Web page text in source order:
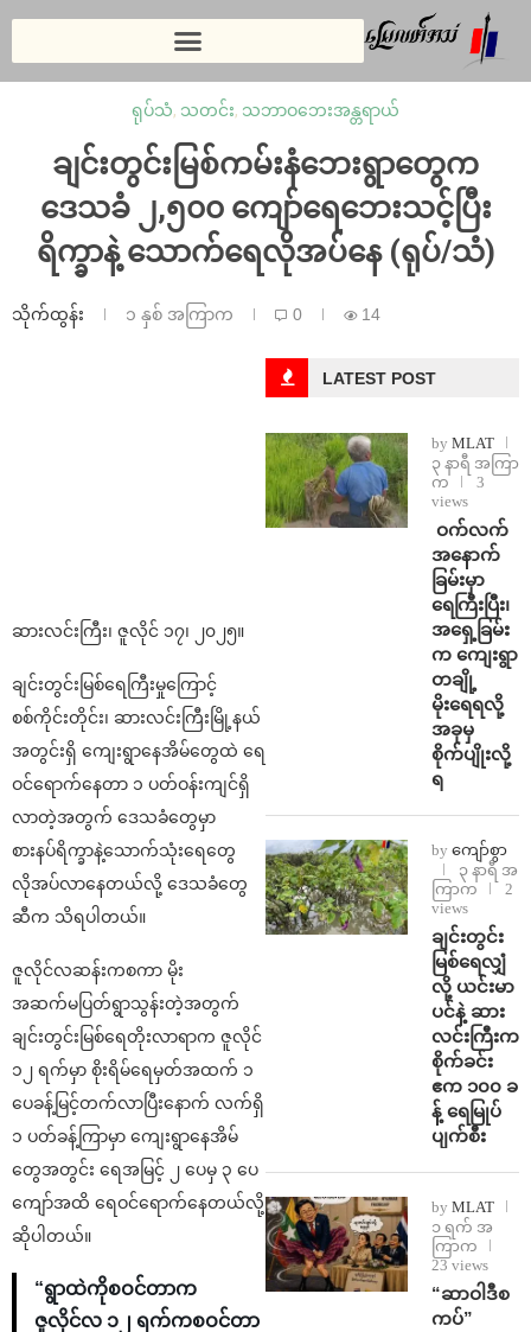
ရုပ်သံ, သတင်း, သဘာဝဘေးအန္တရာယ်
ချင်းတွင်းမြစ်ကမ်းနံဘေးရွာတွေက
ဒေသခံ ၂,၅၀၀ ကျော်ရေဘေးသင့်ပြီး
ရိက္ခာနဲ့ သောက်ရေလိုအပ်နေ (ရုပ်/သံ)
သိုက်ထွန်း ၁ နှစ် အကြာက 0 14
ဆားလင်းကြီး၊ ဇူလိုင် ၁၇၊ ၂၀၂၅။
ချင်းတွင်းမြစ်ရေကြီးမှုကြောင့်
စစ်ကိုင်းတိုင်း၊ ဆားလင်းကြီးမြို့နယ်
အတွင်းရှိ ကျေးရွာနေအိမ်တွေထဲ ရေ
ဝင်ရောက်နေတာ ၁ ပတ်ဝန်းကျင်ရှိ
လာတဲ့အတွက် ဒေသခံတွေမှာ
စားနပ်ရိက္ခာနဲ့သောက်သုံးရေတွေ
လိုအပ်လာနေတယ်လို့ ဒေသခံတွေ
ဆီက သိရပါတယ်။
ဇူလိုင်လဆန်းကစကာ မိုး
အဆက်မပြတ်ရွာသွန်းတဲ့အတွက်
ချင်းတွင်းမြစ်ရေတိုးလာရာက ဇူလိုင်
၁၂ ရက်မှာ စိုးရိမ်ရေမှတ်အထက် ၁
ပေခန့်မြင့်တက်လာပြီးနောက် လက်ရှိ
၁ ပတ်ခန့်ကြာမှာ ကျေးရွာနေအိမ်
တွေအတွင်း ရေအမြင့် ၂ ပေမှ ၃ ပေ
ကျော်အထိ ရေဝင်ရောက်နေတယ်လို့
ဆိုပါတယ်။
“ရွာထဲကိုစဝင်တာက
ဇူလိုင်လ ၁၂ ရက်ကစဝင်တာ
LATEST POST
by MLAT
၃ နာရီ အကြာ
က
3
views
⁩ ⁨ဝက်လက်
အနောက်
ခြမ်းမှာ
ရေကြီးပြီး၊
အရှေ့ခြမ်း
က ကျေးရွာ
တချို့
မိုးရေရလို့
အခုမှ
စိုက်ပျိုးလို့
ရ
by ကျော်စွာ
၃ နာရီ အ
ကြာက
2
views
ချင်းတွင်း
မြစ်ရေလျှံ
လို့ ယင်းမာ
ပင်နဲ့ ဆား
လင်းကြီးက
စိုက်ခင်း
ဧက ၁၀၀ ခ
န့် ရေမြုပ်
ပျက်စီး
by MLAT
၁ ရက် အ
ကြာက
23 views
“ဆာဝါဒီစ
ကပ်”